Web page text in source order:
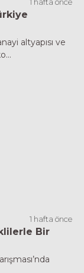
1 hafta önce
altyapısı ve
1 hafta önce
Bir